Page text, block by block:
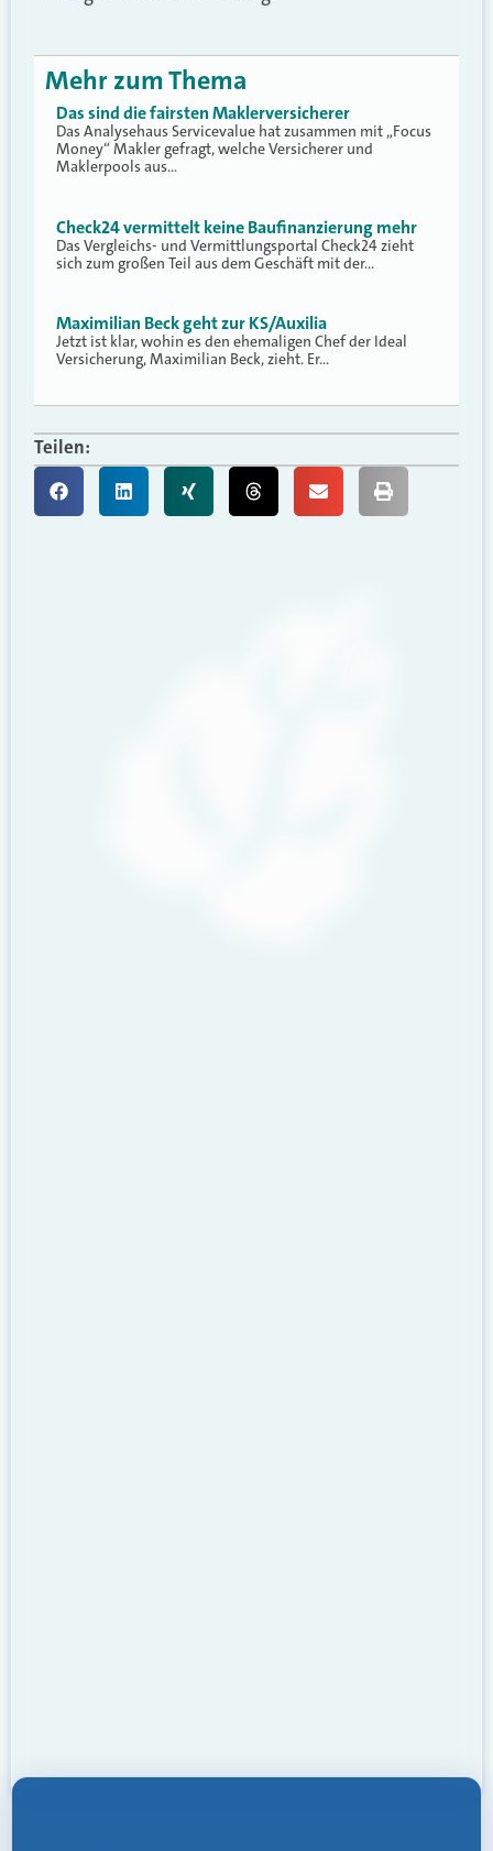
Mehr zum Thema
Das sind die fairsten Maklerversicherer
Das Analysehaus Servicevalue hat zusammen mit „Focus
Money“ Makler gefragt, welche Versicherer und
Maklerpools aus…
Check24 vermittelt keine Baufinanzierung mehr
Das Vergleichs- und Vermittlungsportal Check24 zieht
sich zum großen Teil aus dem Geschäft mit der…
Maximilian Beck geht zur KS/Auxilia
Jetzt ist klar, wohin es den ehemaligen Chef der Ideal
Versicherung, Maximilian Beck, zieht. Er…
Teilen: